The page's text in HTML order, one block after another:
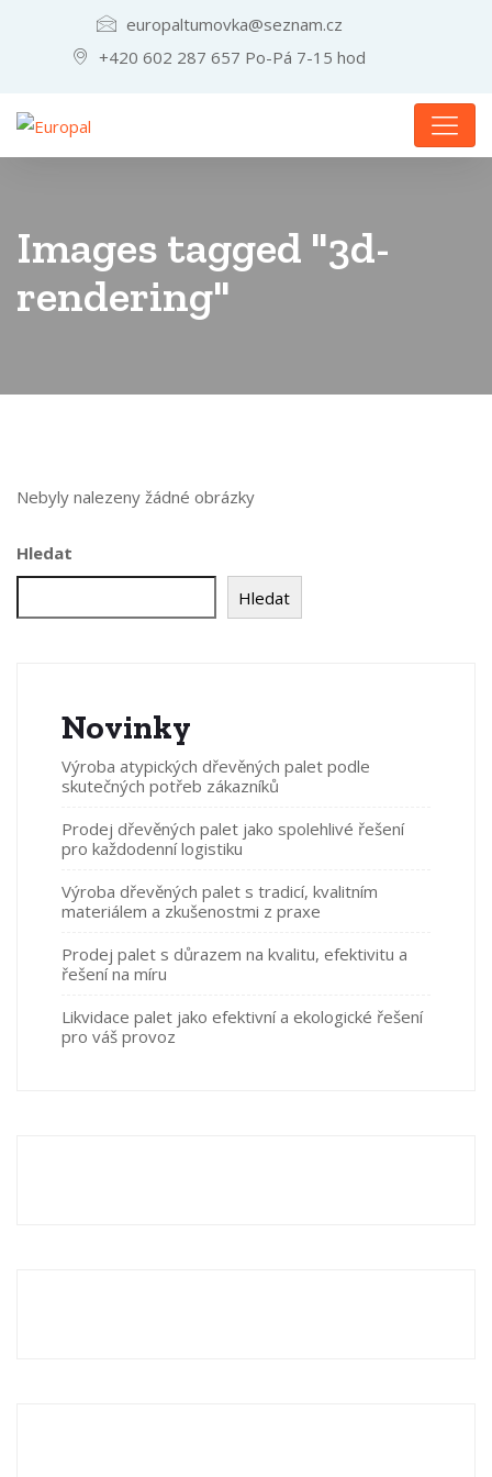
europaltumovka@seznam.cz
+420 602 287 657 Po-Pá 7-15 hod
Images tagged "3d-
rendering"
Nebyly nalezeny žádné obrázky
Hledat
Hledat
Novinky
Výroba atypických dřevěných palet podle
skutečných potřeb zákazníků
Prodej dřevěných palet jako spolehlivé řešení
pro každodenní logistiku
Výroba dřevěných palet s tradicí, kvalitním
materiálem a zkušenostmi z praxe
Prodej palet s důrazem na kvalitu, efektivitu a
řešení na míru
Likvidace palet jako efektivní a ekologické řešení
pro váš provoz